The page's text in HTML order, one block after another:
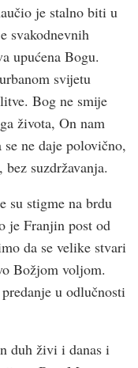
je stalno biti u
svakodnevnih
upućena Bogu.
svijetu
Bog ne smije
života, On nam
ne daje polovično,
suzdržavanja.
su stigme na brdu
je Franjin post od
da se velike stvari
Božjom voljom.
u odlučnosti
duh živi i danas i